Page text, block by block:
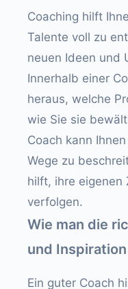
Coaching hilft
Talente voll zu
neuen Ideen und
Innerhalb einer
heraus, welche
wie Sie sie
Coach kann
Wege zu
hilft, ihre eigenen
verfolgen.
Wie man die
und
Ein guter Coach